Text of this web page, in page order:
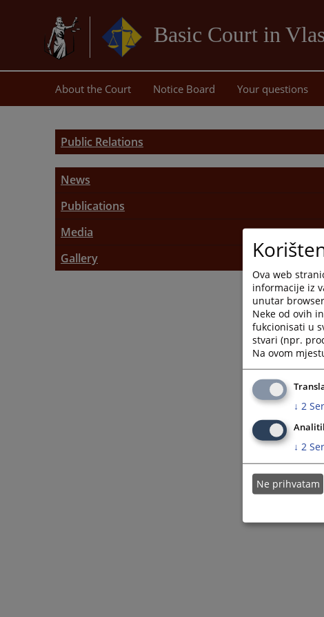
Basic Court in
About the Court Notice Board Your questions
Public Relations
News
Recent News
Press Releases
Publications
Promotional Materials
Law on Freedom of Access to Information
Media
Public Relations Representative
Gallery
Ova web
informacije iz
unutar
Neke od ovih
fukcionisati u
stvari (npr.
Na ovom
↓ 2
↓ 2
Ne prihvatam